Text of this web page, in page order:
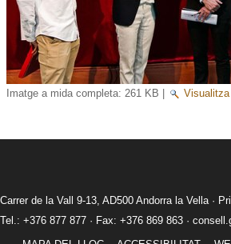
Imatge a mida completa: 261 KB Visualitza
Carrer de la Vall 9-13, AD500 Andorra la Vella ·
Tel.: +376 877 877 · Fax: +376 869 863 ·